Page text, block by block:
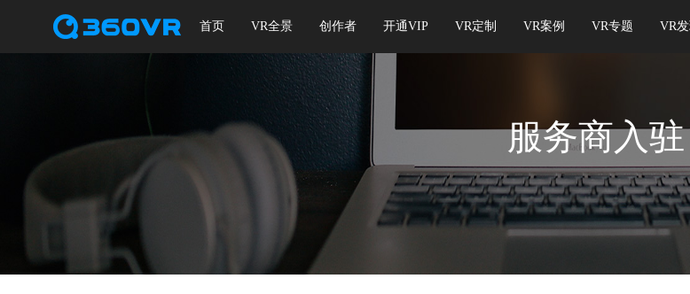
首页 VR全景 创作者 开通VIP VR定制 VR案例 VR专题 VR
服务商入驻